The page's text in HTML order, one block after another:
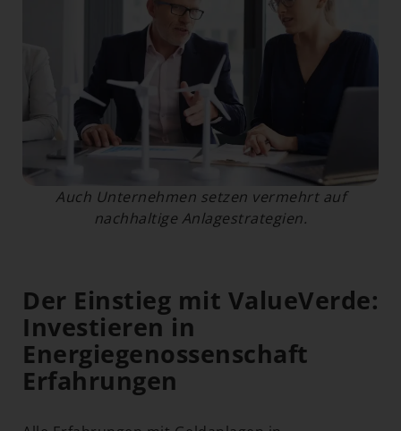
Auch Unternehmen setzen vermehrt auf
nachhaltige Anlagestrategien.
Der Einstieg mit ValueVerde:
Investieren in
Energiegenossenschaft
Erfahrungen